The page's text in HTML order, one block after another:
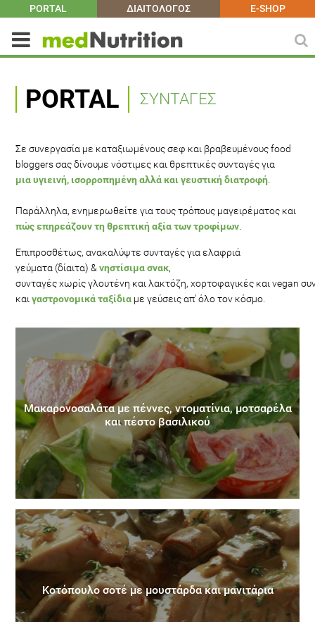
PORTAL ΔΙΑΙΤΟΛΟΓΟΣ E-SHOP
PORTAL ΣΥΝΤΑΓΕΣ
Σε συνεργασία με καταξιωμένους σεφ και βραβευμένους food
bloggers σας δίνουμε νόστιμες και θρεπτικές συνταγές για
μια υγιεινή, ισορροπημένη αλλά και γευστική διατροφή
Παράλληλα, ενημερωθείτε για τους τρόπους μαγειρέματος και
πώς επηρεάζουν τη θρεπτική αξία των τροφίμων
Επιπροσθέτως, ανακαλύψτε συνταγές για ελαφριά
γεύματα (δίαιτα) & νηστίσιμα σνακ,
συνταγές χωρίς γλουτένη και λακτόζη, χορτοφαγικές και vegan
και γαστρονομικά ταξίδια με γεύσεις απ' όλο τον κόσμο.
Μακαρονοσαλάτα με πέννες, ντοματίνια, μοτσαρέλα
και πέστο βασιλικού
Κοτόπουλο σοτέ με μουστάρδα και μανιτάρια